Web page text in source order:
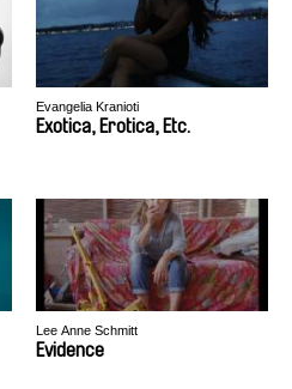
Evangelia Kranioti
Exotica, Erotica, Etc.
Lee Anne Schmitt
Evidence